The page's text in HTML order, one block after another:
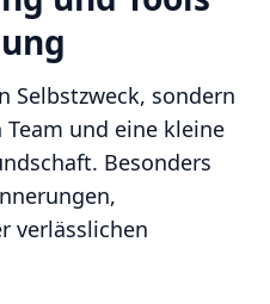
sondern
und eine kleine
Besonders
verlässlichen